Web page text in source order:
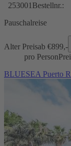
253001 Bestellnr.:
Pauschalreise
Alter Preisab €899,-
pro Person
BLUESEA Puerto